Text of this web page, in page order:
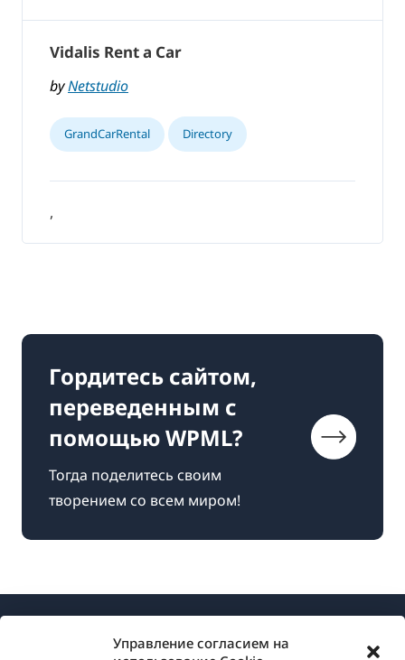
Управление согласием на
Vidalis Rent a Car
byNetstudio
GrandCarRental Directory
,
Гордитесь сайтом,
переведенным с
помощью WPML?
Тогда поделитесь своим
творением со всем миром!